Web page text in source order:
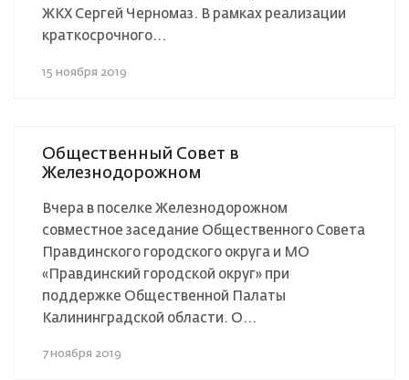
ЖКХ Сергей Черномаз. В рамках реализации
краткосрочного...
15 ноября 2019
Общественный Совет в
Железнодорожном
Вчера в поселке Железнодорожном
совместное заседание Общественного Совета
Правдинского городского округа и МО
«Правдинский городской округ» при
поддержке Общественной Палаты
Калининградской области. О...
7 ноября 2019